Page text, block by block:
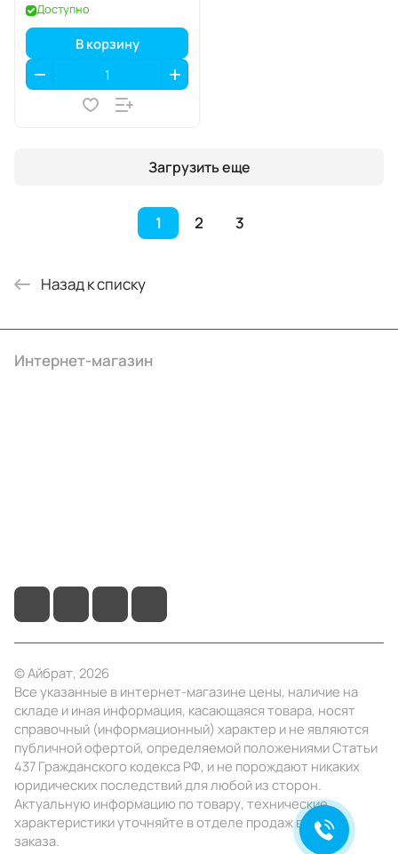
Доступно
В корзину
Загрузить еще
1 2 3
Назад к списку
Интернет-магазин
© Айбрат, 2026
Все указанные в интернет-магазине цены, наличие на
складе и иная информация, касающаяся товара, носят
справочный (информационный) характер и не являются
публичной офертой, определяемой положениями Статьи
437 Гражданского кодекса РФ, и не порождают никаких
юридических последствий для любой из сторон.
Актуальную информацию по товару, технические
характеристики уточняйте в отделе продаж в день
заказа.